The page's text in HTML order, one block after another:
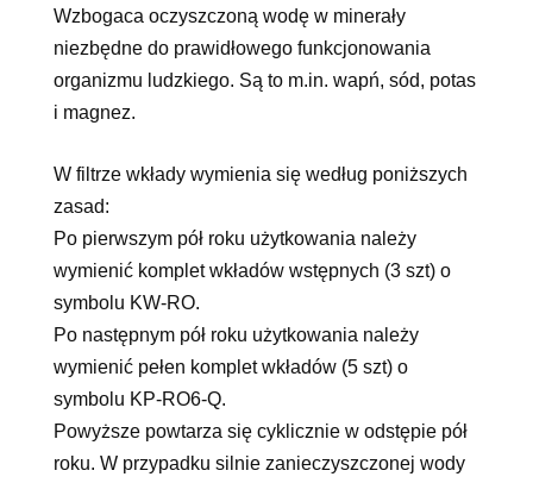
Wzbogaca oczyszczoną wodę w minerały
niezbędne do prawidłowego funkcjonowania
organizmu ludzkiego. Są to m.in. wapń, sód, potas
i magnez.
W filtrze wkłady wymienia się według poniższych
zasad:
Po pierwszym pół roku użytkowania należy
wymienić komplet wkładów wstępnych (3 szt) o
symbolu KW-RO.
Po następnym pół roku użytkowania należy
wymienić pełen komplet wkładów (5 szt) o
symbolu KP-RO6-Q.
Powyższe powtarza się cyklicznie w odstępie pół
roku. W przypadku silnie zanieczyszczonej wody